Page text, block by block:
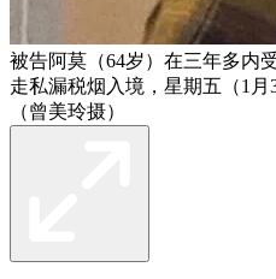
被告阿莫（64岁）在三年多内
走私漏税烟入境，星期五（1月
（曾美玲摄）